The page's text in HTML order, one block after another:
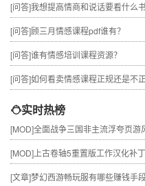
[问答]我想提高情商和说话要看什么书
[问答]顾三月情感课程pdf谁有？
[问答]谁有情感培训课程资源？
[问答]如何看卖情感课程正规还是不正
实时热榜
[MOD]全面战争三国非主流浮夸页游
[MOD] 上古卷轴5重置版工作汉化补
[文章]梦幻西游畅玩服有哪些赚钱手段